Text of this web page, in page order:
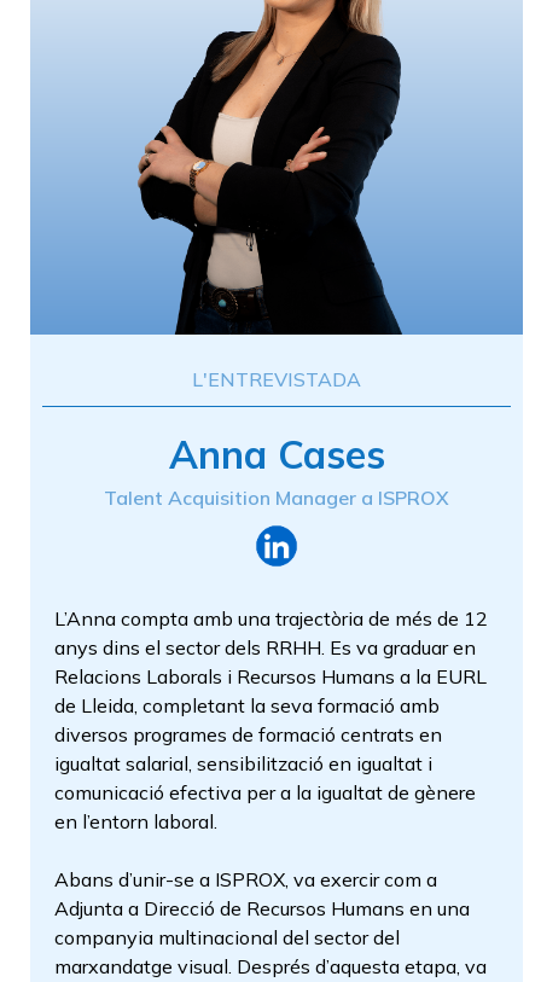
L'ENTREVISTADA
Anna Cases
Talent Acquisition Manager a ISPROX
L’Anna compta amb una trajectòria de més de 12
anys dins el sector dels RRHH. Es va graduar en
Relacions Laborals i Recursos Humans a la EURL
de Lleida, completant la seva formació amb
diversos programes de formació centrats en
igualtat salarial, sensibilització en igualtat i
comunicació efectiva per a la igualtat de gènere
en l’entorn laboral.
Abans d’unir-se a ISPROX, va exercir com a
Adjunta a Direcció de Recursos Humans en una
companyia multinacional del sector del
marxandatge visual. Després d’aquesta etapa, va